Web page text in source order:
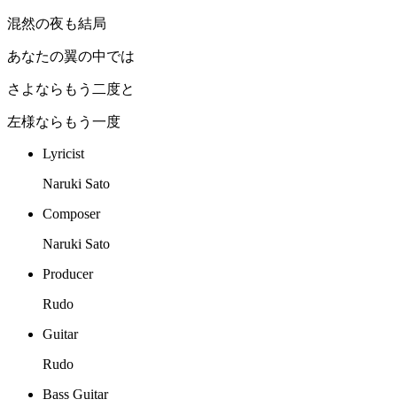
混然の夜も結局
あなたの翼の中では
さよならもう二度と
左様ならもう一度
Lyricist
Naruki Sato
Composer
Naruki Sato
Producer
Rudo
Guitar
Rudo
Bass Guitar